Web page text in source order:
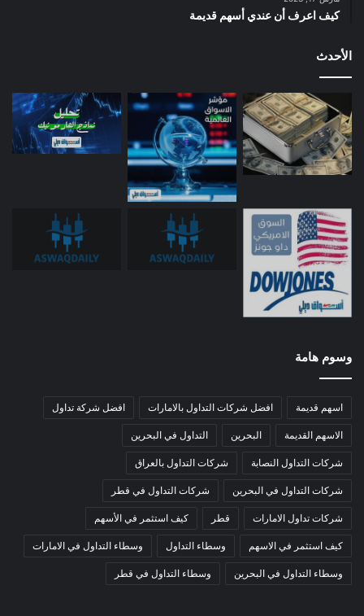
كيف اعرف أن عندي أسهم قديمة
الأحدث
وسوم هامة
اسهم قديمة افضل شركات التداول بالامارات افضل شركة تداول
الاسهم القديمة البحرين التداول في البحرين
شركات التداول النصابة شركات التداول بالعراق
شركات التداول في البحرين شركات التداول في قطر
شركات تداول الامارات قطر كيف استثمر في الأسهم
كيف استثمر في الاسهم وسطاء التداول وسطاء التداول في الامارات
وسطاء التداول في البحرين وسطاء التداول في قطر